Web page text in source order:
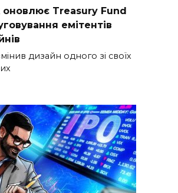
оновлює Treasury Fund
емітентів
дизайн одного зі своїх